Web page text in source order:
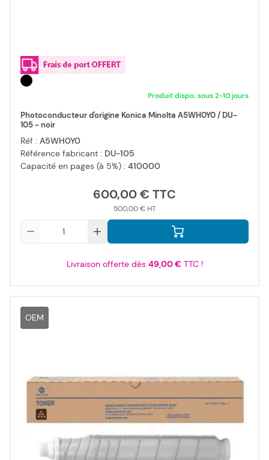
Produit dispo. sous 2-10 jours
Photoconducteur d'origine Konica Minolta A5WH0Y0 / DU-
105 - noir
Réf : A5WH0Y0
Référence fabricant : DU-105
Capacité en pages (à 5%) : 410000
600,00 €
500,00 €
Livraison offerte dès 49,00 €TTC !
OEM